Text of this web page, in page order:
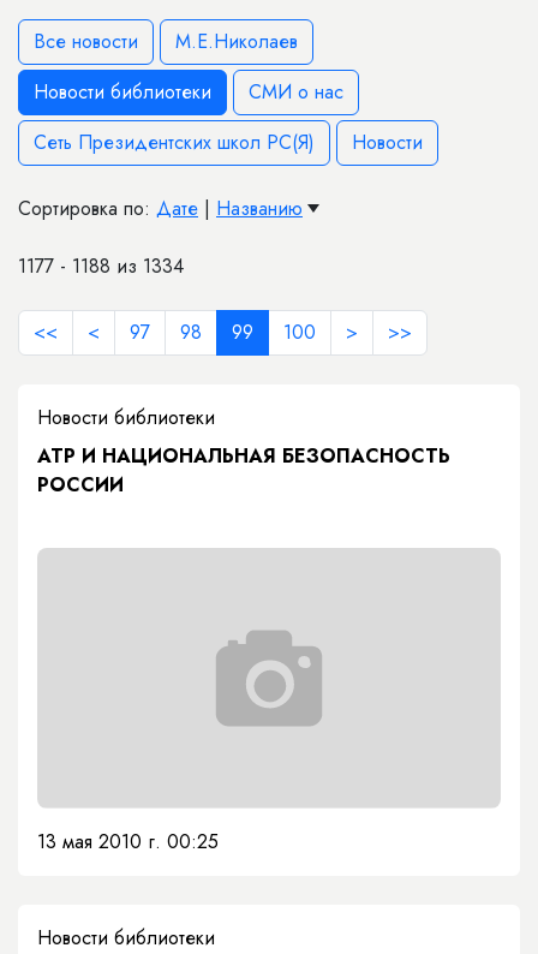
Все новости
М.Е.Николаев
Новости библиотеки
СМИ о нас
Сеть Президентских школ РС(Я)
Новости
Сортировка по: Дате | Названию
1177 - 1188 из 1334
<< < 97 98 99 100 > >>
Новости библиотеки
АТР И НАЦИОНАЛЬНАЯ БЕЗОПАСНОСТЬ
РОССИИ
13 мая 2010 г. 00:25
Новости библиотеки